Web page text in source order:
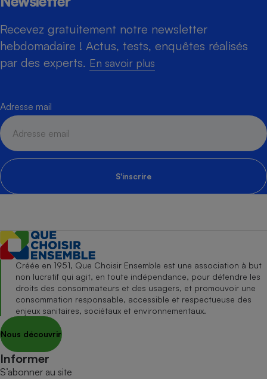
Recevez gratuitement notre newsletter
hebdomadaire ! Actus, tests, enquêtes réalisés
par des experts. En savoir plus
Adresse mail
S'inscrire
Créée en 1951, Que Choisir Ensemble est une association à but
non lucratif qui agit, en toute indépendance, pour défendre les
droits des consommateurs et des usagers, et promouvoir une
consommation responsable, accessible et respectueuse des
enjeux sanitaires, sociétaux et environnementaux.
Nous découvrir
Informer
S’abonner au site